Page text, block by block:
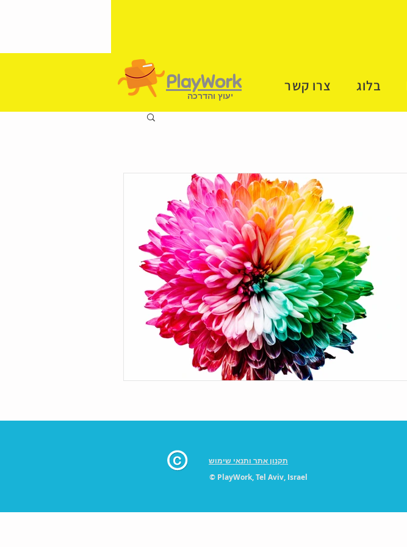
PlayWork
יעוץ והדרכה
בלוג צרו קשר
תקנון אתר ותנאי שימוש
© PlayWork, Tel Aviv, Israel